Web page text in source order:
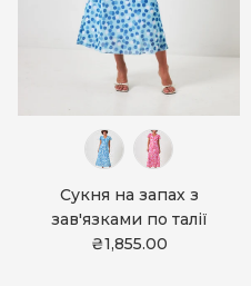
Сукня на запах з
зав'язками по талії
₴1,855.00